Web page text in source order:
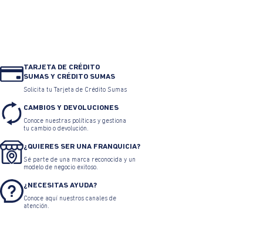
TARJETA DE CRÉDITO
SUMAS Y CRÉDITO SUMAS
Solicita tu Tarjeta de Crédito Sumas
CAMBIOS Y DEVOLUCIONES
Conoce nuestras políticas y gestiona
tu cambio o devolución.
¿QUIERES SER UNA FRANQUICIA?
Sé parte de una marca reconocida y un
modelo de negocio exitoso.
¿NECESITAS AYUDA?
Conoce aquí nuestros canales de
atención.